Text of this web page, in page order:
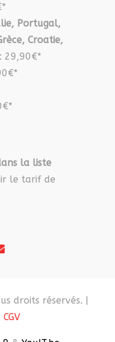
Portugal,
Croatie,
: 29,90€*
la liste
le tarif de
droits réservés. |
CGV